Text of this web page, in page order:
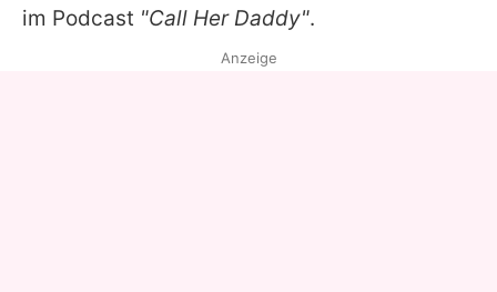
im Podcast "Call Her Daddy".
Anzeige